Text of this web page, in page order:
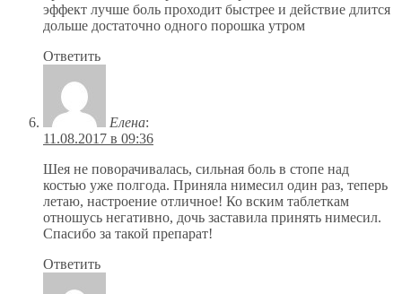
эффект лучше боль проходит быстрее и действие длится
дольше достаточно одного порошка утром
Ответить
Елена:
11.08.2017 в 09:36
Шея не поворачивалась, сильная боль в стопе над
костью уже полгода. Приняла нимесил один раз, теперь
летаю, настроение отличное! Ко вским таблеткам
отношусь негативно, дочь заставила принять нимесил.
Спасибо за такой препарат!
Ответить